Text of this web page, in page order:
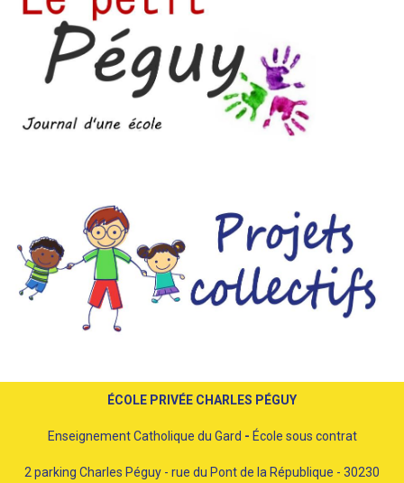
ÉCOLE PRIVÉE CHARLES PÉGUY
Enseignement Catholique du Gard - École sous contrat
2 parking Charles Péguy - rue du Pont de la République - 30230